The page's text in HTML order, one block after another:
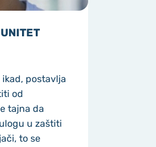
postavlja
od
tajna da
u zaštiti
to se